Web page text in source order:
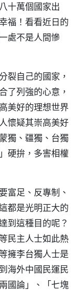
十萬個國家出
福！看看近日的
處不是人間慘
裂自己的國家，
了列強的心意，
美好的理想世界
懷疑其崇高美好
獨、疆獨、台獨
硬拚，多害相權
富足、反專制、
都是光明正大的
到這種目的呢？
民主人士如此熱
擁李台獨人士是
海外中國民運民
國論」、「七塊